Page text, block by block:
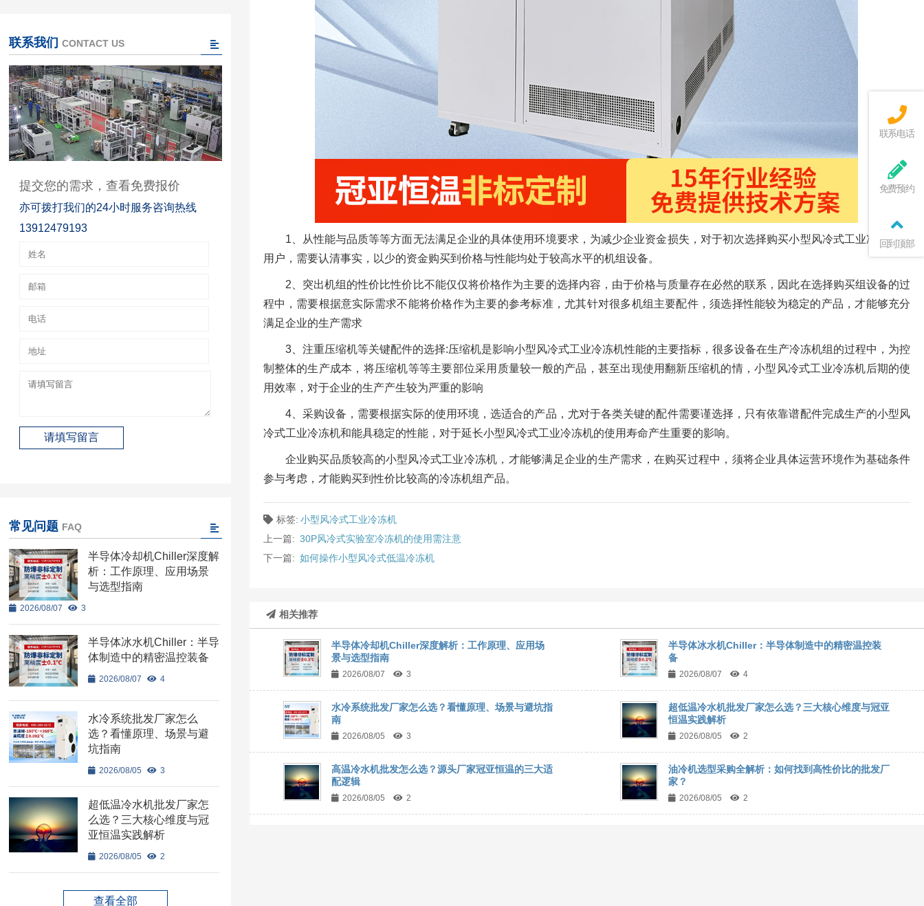
1、从性能与品质等等方面无法满足企业的具体使用环境要求，为减少企业资金损失，对于初次选择购买小型风冷式工业冷冻机的
用户，需要认清事实，以少的资金购买到价格与性能均处于较高水平的机组设备。
2、突出机组的性价比性价比不能仅仅将价格作为主要的选择内容，由于价格与质量存在必然的联系，因此在选择购买组设备的过
程中，需要根据意实际需求不能将价格作为主要的参考标准，尤其针对很多机组主要配件，须选择性能较为稳定的产品，才能够充分
满足企业的生产需求
3、注重压缩机等关键配件的选择:压缩机是影响小型风冷式工业冷冻机性能的主要指标，很多设备在生产冷冻机组的过程中，为控
制整体的生产成本，将压缩机等等主要部位采用质量较一般的产品，甚至出现使用翻新压缩机的情，小型风冷式工业冷冻机后期的使
用效率，对于企业的生产产生较为严重的影响
4、采购设备，需要根据实际的使用环境，选适合的产品，尤对于各类关键的配件需要谨选择，只有依靠谱配件完成生产的小型风
冷式工业冷冻机和能具稳定的性能，对于延长小型风冷式工业冷冻机的使用寿命产生重要的影响。
企业购买品质较高的小型风冷式工业冷冻机，才能够满足企业的生产需求，在购买过程中，须将企业具体运营环境作为基础条件
参与考虑，才能购买到性价比较高的冷冻机组产品。
标签: 小型风冷式工业冷冻机
上一篇: 30P风冷式实验室冷冻机的使用需注意
下一篇: 如何操作小型风冷式低温冷冻机
相关推荐
半导体冷却机Chiller深度解析：工作原理、应用场
景与选型指南
2026/08/07 3
半导体冰水机Chiller：半导体制造中的精密温控装
备
2026/08/07 4
水冷系统批发厂家怎么选？看懂原理、场景与避坑指
南
2026/08/05 3
超低温冷水机批发厂家怎么选？三大核心维度与冠亚
恒温实践解析
2026/08/05 2
高温冷水机批发怎么选？源头厂家冠亚恒温的三大适
配逻辑
2026/08/05 2
油冷机选型采购全解析：如何找到高性价比的批发厂
家？
2026/08/05 2
联系我们 CONTACT US
提交您的需求，查看免费报价
亦可拨打我们的24小时服务咨询热线
13912479193
常见问题 FAQ
半导体冷却机Chiller深度解
析：工作原理、应用场景
与选型指南
2026/08/07 3
半导体冰水机Chiller：半导
体制造中的精密温控装备
2026/08/07 4
水冷系统批发厂家怎么
选？看懂原理、场景与避
坑指南
2026/08/05 3
超低温冷水机批发厂家怎
么选？三大核心维度与冠
亚恒温实践解析
2026/08/05 2
查看全部
联系电话
免费预约
回到顶部